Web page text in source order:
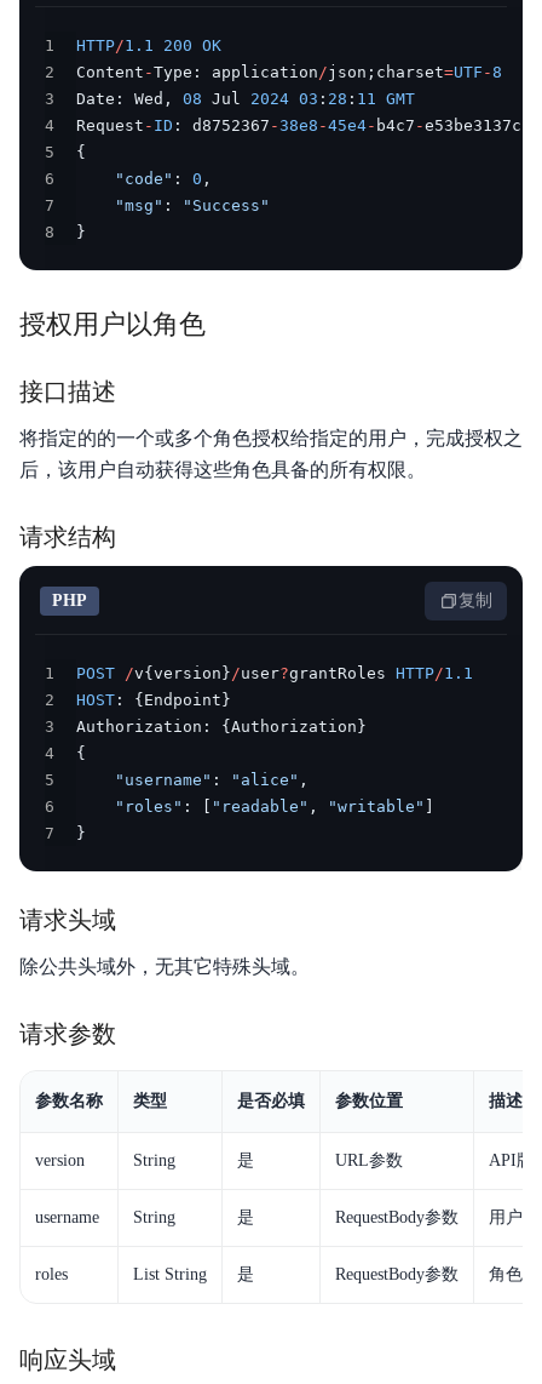
1 HTTP/1.1 200 OK
2
Content -Type : application /json ; charset=UTF -8
3
Date : Wed , 08 Jul 2024 03 : 28 : 11
GMT
4
Request - ID : d8752367 -38e8 -45e4- b4c7 -
5
{
6
"code" : 0 ,
7
"msg" :
"Success"
8
}
授权用户以角色
接口描述
将指定的的一个或多个角色授权给指定的用户，完成授权之
后，该用户自动获得这些角色具备的所有权限。
请求结构
PHP 复制
1 POST /v{version} /user?grantRoles HTTP/1.1
2
HOST : {Endpoint}
3
Authorization : {Authorization}
4
{
5
"username" : "alice" ,
6
"roles" : [ "readable" , "writable" ]
7
}
请求头域
除公共头域外，无其它特殊头域。
请求参数
参数名称 类型 是否必填 参数位置 描述
version String 是 URL参数 API版
username String 是 RequestBody参数 用户
roles List String 是 RequestBody参数 角色
响应头域